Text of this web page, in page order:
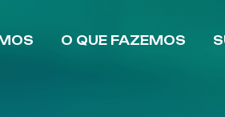
O QUE FAZEMOS